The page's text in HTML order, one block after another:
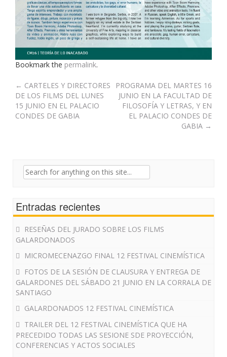
Bookmark the permalink.
Post
navigation
← CARTELES Y DIRECTORES
DE LOS FILMS DEL LUNES
15 JUNIO EN EL PALACIO
CONDES DE GABIA
PROGRAMA DEL MARTES 16
JUNIO EN LA FACULTAD DE
FILOSOFÍA Y LETRAS, Y EN
EL PALACIO CONDES DE
GABIA →
Search
Entradas recientes
RESEÑAS DEL JURADO SOBRE LOS FILMS
GALARDONADOS
MICROMECENAZGO FINAL 12 FESTIVAL CINEMÍSTICA
FOTOS DE LA SESIÓN DE CLAUSURA Y ENTREGA DE
GALARDONES DEL SÁBADO 21 JUNIO EN LA CORRALA DE
SANTIAGO
GALARDONADOS 12 FESTIVAL CINEMÍSTICA
TRAILER DEL 12 FESTIVAL CINEMÍSTICA QUE HA
PRECEDIDO TODAS LAS SESIONE SDE PROYECCIÓN,
CONFERENCIAS Y ACTOS SOCIALES